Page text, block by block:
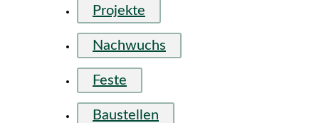
Projekte
Nachwuchs
Feste
Baustellen